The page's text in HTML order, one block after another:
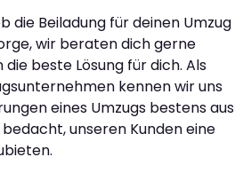
die Beiladung für deinen Umzug
wir beraten dich gerne
beste Lösung für dich. Als
kennen wir uns
eines Umzugs bestens aus
unseren Kunden eine